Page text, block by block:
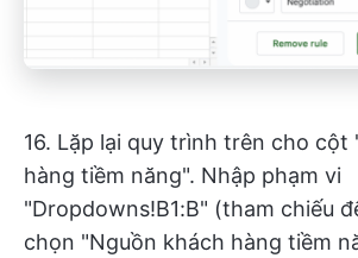
16. Lặp lại quy trình trên cho cột
hàng tiềm năng". Nhập phạm vi
"Dropdowns!B1:B" (tham chiếu
chọn "Nguồn khách hàng tiềm